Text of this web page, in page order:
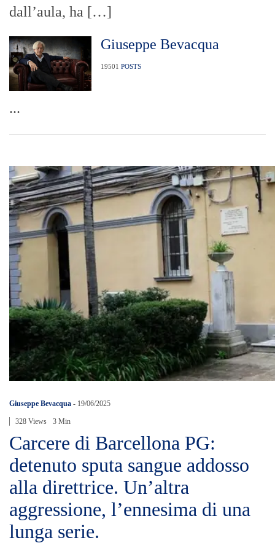
dall’aula, ha […]
Giuseppe Bevacqua
19501 POSTS
...
Giuseppe Bevacqua - 19/06/2025
328 Views 3 Min
Carcere di Barcellona PG:
detenuto sputa sangue addosso
alla direttrice. Un’altra
aggressione, l’ennesima di una
lunga serie.